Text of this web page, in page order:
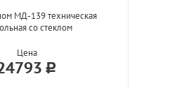
МД-139 техническая
со стеклом
Цена